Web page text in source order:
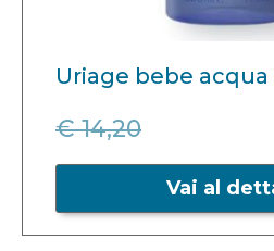
Uriage bebe
€ 14,20
Vai al